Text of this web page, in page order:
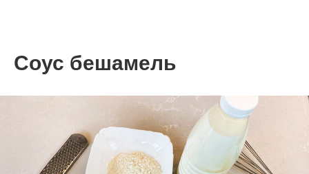
Соус бешамель